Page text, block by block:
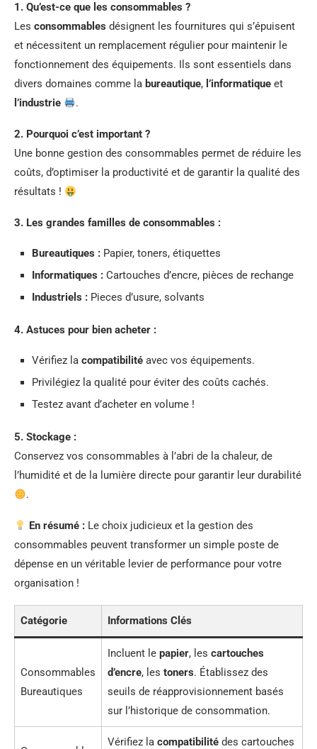
1. Qu’est-ce que les consommables ?
Les consommables désignent les fournitures qui s’épuisent
et nécessitent un remplacement régulier pour maintenir le
fonctionnement des équipements. Ils sont essentiels dans
divers domaines comme la bureautique, l’informatique et
l’industrie
.
2. Pourquoi c’est important ?
Une bonne gestion des consommables permet de réduire les
coûts, d’optimiser la productivité et de garantir la qualité des
résultats !
3. Les grandes familles de consommables :
Bureautiques : Papier, toners, étiquettes
Informatiques : Cartouches d’encre, pièces de rechange
Industriels : Pieces d’usure, solvants
4. Astuces pour bien acheter :
Vérifiez la compatibilité avec vos équipements.
Privilégiez la qualité pour éviter des coûts cachés.
Testez avant d’acheter en volume !
5. Stockage :
Conservez vos consommables à l’abri de la chaleur, de
l’humidité et de la lumière directe pour garantir leur durabilité
.
En résumé : Le choix judicieux et la gestion des
consommables peuvent transformer un simple poste de
dépense en un véritable levier de performance pour votre
organisation !
Catégorie Informations Clés
Consommables
Bureautiques
Incluent le papier, les cartouches
d’encre, les toners. Établissez des
seuils de réapprovisionnement basés
sur l’historique de consommation.
Vérifiez la compatibilité des cartouches